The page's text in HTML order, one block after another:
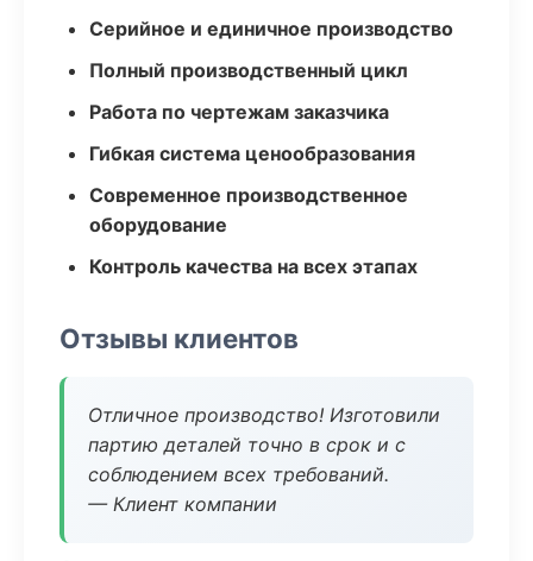
Серийное и единичное производство
Полный производственный цикл
Работа по чертежам заказчика
Гибкая система ценообразования
Современное производственное
оборудование
Контроль качества на всех этапах
Отзывы клиентов
Отличное производство! Изготовили
партию деталей точно в срок и с
соблюдением всех требований.
— Клиент компании